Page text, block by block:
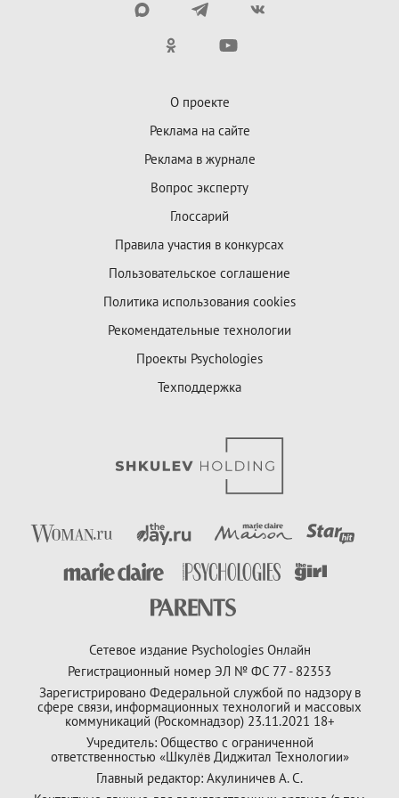
О проекте
Реклама на сайте
Реклама в журнале
Вопрос эксперту
Глоссарий
Правила участия в конкурсах
Пользовательское соглашение
Политика использования cookies
Рекомендательные технологии
Проекты Psychologies
Техподдержка
Сетевое издание Psychologies Онлайн
Регистрационный номер ЭЛ № ФС 77 - 82353
Зарегистрировано Федеральной службой по надзору в
сфере связи, информационных технологий и массовых
коммуникаций (Роскомнадзор) 23.11.2021 18+
Учредитель: Общество с ограниченной
ответственностью «Шкулёв Диджитал Технологии»
Главный редактор: Акулиничев А. С.